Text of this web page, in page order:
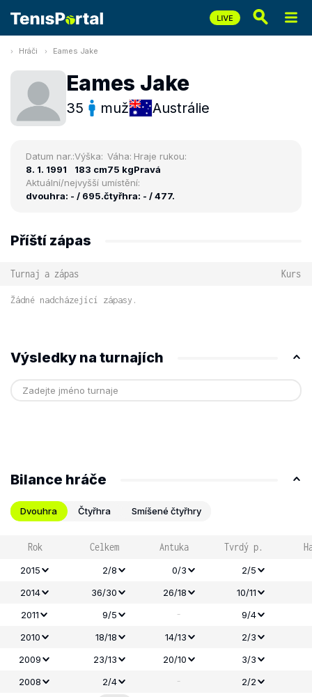
Hráči Eames Jake
Eames Jake
35 muž Austrálie
Datum nar.:
8. 1. 1991
Výška:
183 cm
Váha:
75 kg
Hraje rukou:
Pravá
Aktuální/nejvyšší umístění:
dvouhra: - / 695.čtyřhra: - / 477.
Příští zápas
Turnaj a zápas Kurs
Žádné nadcházející zápasy.
Výsledky na turnajích
Bilance hráče
Dvouhra Čtyřhra Smíšené čtyřhry
Rok Celkem Antuka Tvrdý p.
2015 2/8 0/3
2/5
2014
36/30 26/18
10/11
2011
9/5 -
9/4
2010
18/18 14/13
2/3
2009
23/13 20/10
3/3
2008
2/4 -
2/2